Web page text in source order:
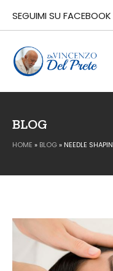
SEGUIMI SU FACEBOOK
BLOG
HOME » BLOG» NEEDLE